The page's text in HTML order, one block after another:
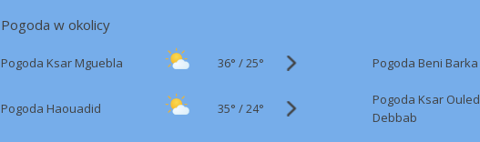
Pogoda w okolicy
Pogoda Ksar Mguebla 36° /25° Pogoda Beni Barka
Pogoda Haouadid 35° /24°
Pogoda Ksar Ouled
Debbab